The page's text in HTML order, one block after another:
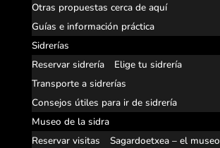
Otras propuestas cerca de aquí
Guías e información práctica
Sidrerías
Reservar sidrería
Elige tu sidrería
Transporte a sidrerías
Consejos útiles para ir de sidrería
Museo de la sidra
Reservar visitas
Sagardoetxea – el museo